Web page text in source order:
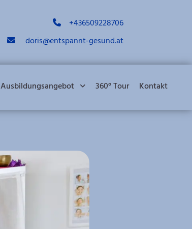
 +436509228706
 doris@entspannt-gesund.at
Ausbildungsangebot 360° Tour Kontakt